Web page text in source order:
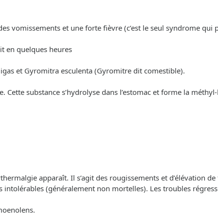
vomissements et une forte fièvre (c’est le seul syndrome qui
en quelques heures
et Gyromitra esculenta (Gyromitre dit comestible).
substance s’hydrolyse dans l’estomac et forme la
apparaît. Il s’agit des rougissements et d’élévation
(généralement non mortelles). Les troubles